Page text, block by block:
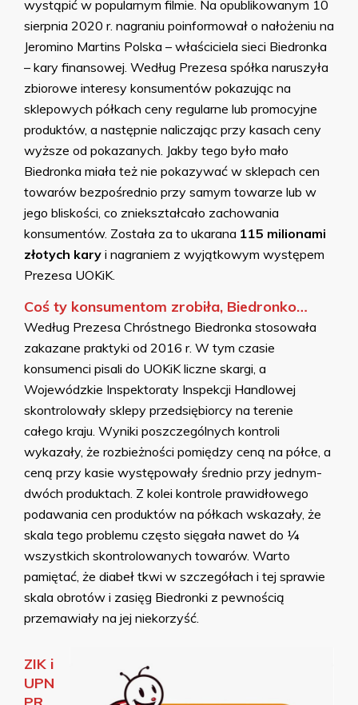
wystąpić w popularnym filmie. Na opublikowanym 10
sierpnia 2020 r. nagraniu poinformował o nałożeniu na
Jeromino Martins Polska – właściciela sieci Biedronka
– kary finansowej. Według Prezesa spółka naruszyła
zbiorowe interesy konsumentów pokazując na
sklepowych półkach ceny regularne lub promocyjne
produktów, a następnie naliczając przy kasach ceny
wyższe od pokazanych. Jakby tego było mało
Biedronka miała też nie pokazywać w sklepach cen
towarów bezpośrednio przy samym towarze lub w
jego bliskości, co zniekształcało zachowania
konsumentów. Została za to ukarana 115 milionami
złotych kary i nagraniem z wyjątkowym występem
Prezesa UOKiK.
Coś ty konsumentom zrobiła, Biedronko…
Według Prezesa Chróstnego Biedronka stosowała
zakazane praktyki od 2016 r. W tym czasie
konsumenci pisali do UOKiK liczne skargi, a
Wojewódzkie Inspektoraty Inspekcji Handlowej
skontrolowały sklepy przedsiębiorcy na terenie
całego kraju. Wyniki poszczególnych kontroli
wykazały, że rozbieżności pomiędzy ceną na półce, a
ceną przy kasie występowały średnio przy jednym-
dwóch produktach. Z kolei kontrole prawidłowego
podawania cen produktów na półkach wskazały, że
skala tego problemu często sięgała nawet do ¼
wszystkich skontrolowanych towarów. Warto
pamiętać, że diabeł tkwi w szczegółach i tej sprawie
skala obrotów i zasięg Biedronki z pewnością
przemawiały na jej niekorzyść.
ZIK i
UPN